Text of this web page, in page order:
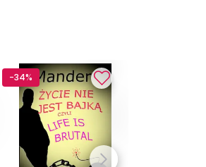
-34%